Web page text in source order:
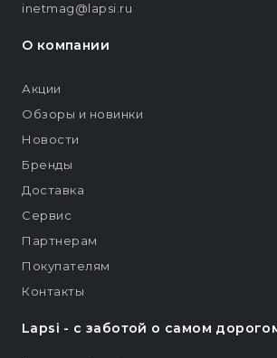
Lapsi - c заботой о самом
inetmag@lapsi.ru
О компании
Акции
Обзоры и новинки
Новости
Бренды
Доставка
Сервис
Партнерам
Покупателям
Контакты